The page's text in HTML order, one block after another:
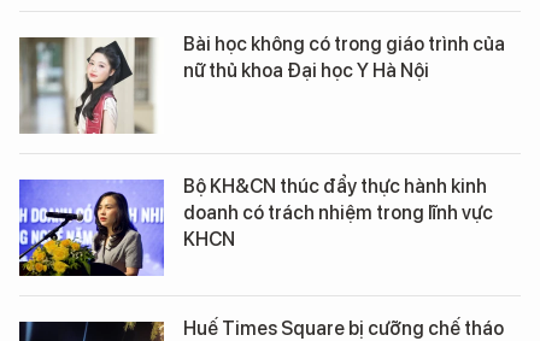
Bài học không có trong giáo trình của
nữ thủ khoa Đại học Y Hà Nội
Bộ KH&CN thúc đẩy thực hành kinh
doanh có trách nhiệm trong lĩnh vực
KHCN
Huế Times Square bị cưỡng chế tháo